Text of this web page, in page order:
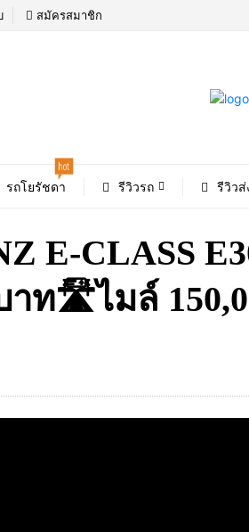
สมัครสมาชิก
รถโยรัชดา
hot
รีวิวรถ รีวิวส่
E-CLASS
าท🛣️ไมล์